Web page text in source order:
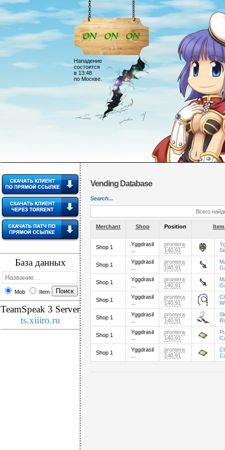
Нападение
состоится
в 13:48
по Москве.
База данных
Mob Item
TeamSpeak 3 Server
ts.xiiiro.ru
Vending Database
Search...
Всего
Merchant Shop Position
Shop 1
Yggdrasil
prontera
140,91
Shop 1
Yggdrasil
prontera
140,91
Shop 1
Yggdrasil
prontera
140,91
Shop 1
Yggdrasil
prontera
140,91
Shop 1
Yggdrasil
prontera
140,91
Shop 1
Yggdrasil
prontera
140,91
Shop 1
Yggdrasil
prontera
140,91